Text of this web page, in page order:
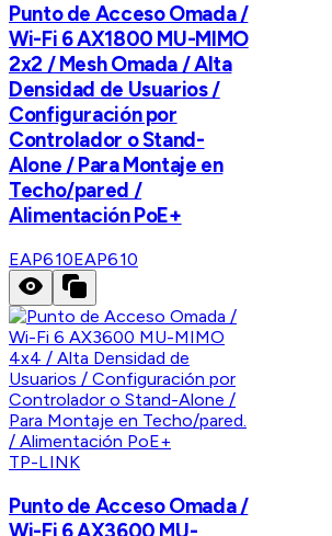
Punto de Acceso Omada /
Wi-Fi 6 AX1800 MU-MIMO
2x2 / Mesh Omada / Alta
Densidad de Usuarios /
Configuración por
Controlador o Stand-
Alone / Para Montaje en
Techo/pared /
Alimentación PoE+
EAP610EAP610
TP-LINK
Punto de Acceso Omada /
Wi-Fi 6 AX3600 MU-